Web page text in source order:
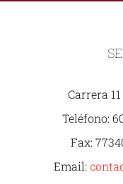
Carrera
Teléfono:
Fax:
Email: